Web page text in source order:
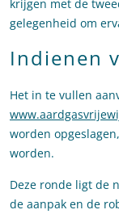
krijgen met de
gelegenheid om
Indienen
Het in te vullen
worden
worden.
Deze ronde ligt de
de aanpak en de